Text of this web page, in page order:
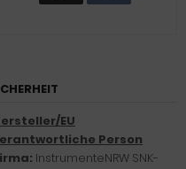
EU
Person
InstrumenteNRW SNK-